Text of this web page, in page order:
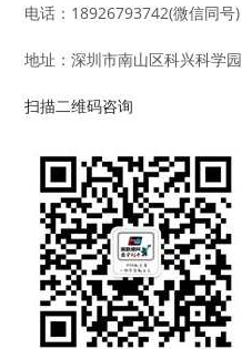
电话：18926793742(微信同号)
地址：深圳市南山区科兴科学园
扫描二维码咨询